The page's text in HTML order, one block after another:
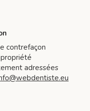
contrefaçon
adressées